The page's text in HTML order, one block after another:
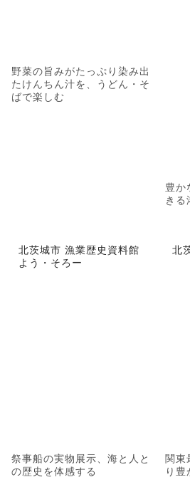
野菜の旨みがたっぷり染み出
たけんちん汁を、うどん・そ
ばで楽しむ
豊か
きる
北茨城市 漁業歴史資料館
よう・そろー
祭事船の実物展示、海と人と
の歴史を体感する
北
関東
り